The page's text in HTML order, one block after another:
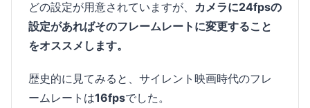
どの設定が用意されていますが、 カメラに24fpsの
設定があればそのフレームレートに変更すること
をオススメします。
歴史的に見てみると、サイレント映画時代のフレ
ームレートは16fpsでした。